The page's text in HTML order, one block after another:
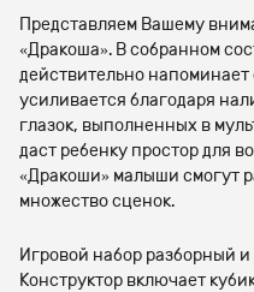
Представляем Вашему
«Дракоша». В собранном
действительно
усиливается благодаря
глазок, выполненных в
даст ребенку простор для
«Дракоши» малыши смогут
множество сценок.
Игровой набор разборный
Конструктор включает